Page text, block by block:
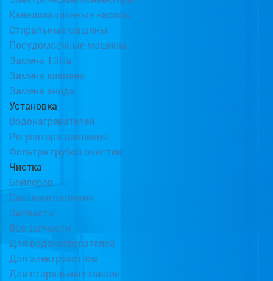
Канализационные насосы
Стиральные машины
Посудомоечные машины
Замена ТЭНа
Замена клапана
Замена анода
Установка
Водонагревателей
Регулятора давления
Фильтра грубой очистки
Чистка
Бойлеров
Систем отопления
Запчасти
Все запчасти
Для водонагревателей
Для электрокотлов
Для стиральных машин